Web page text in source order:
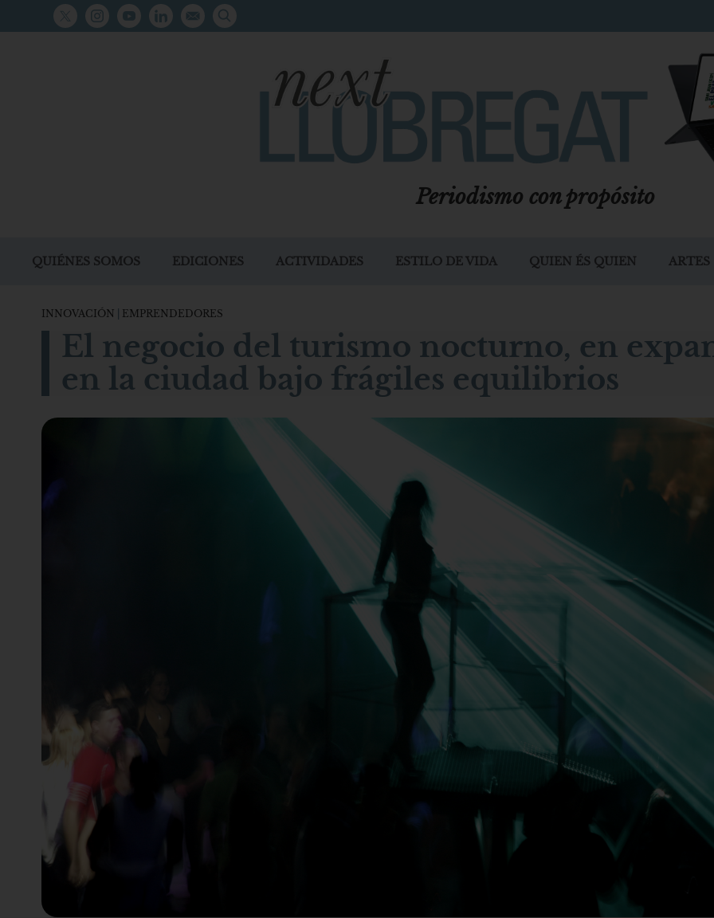
Periodismo con propósito
QUIÉNES SOMOS EDICIONES ACTIVIDADES ESTILO DE VIDA QUIEN ÉS QUIEN ARTES
INNOVACIÓN EMPRENDEDORES
El negocio del turismo nocturno, en
en la ciudad bajo frágiles equilibrios